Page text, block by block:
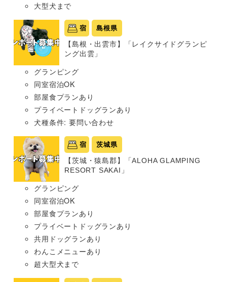
大型犬まで
宿 島根県
【島根・出雲市】「レイクサイドグランピ
ング出雲」
グランピング
同室宿泊OK
部屋食プランあり
プライベートドッグランあり
犬種条件: 要問い合わせ
宿 茨城県
【茨城・猿島郡】「ALOHA GLAMPING
RESORT SAKAI」
グランピング
同室宿泊OK
部屋食プランあり
プライベートドッグランあり
共用ドッグランあり
わんこメニューあり
超大型犬まで